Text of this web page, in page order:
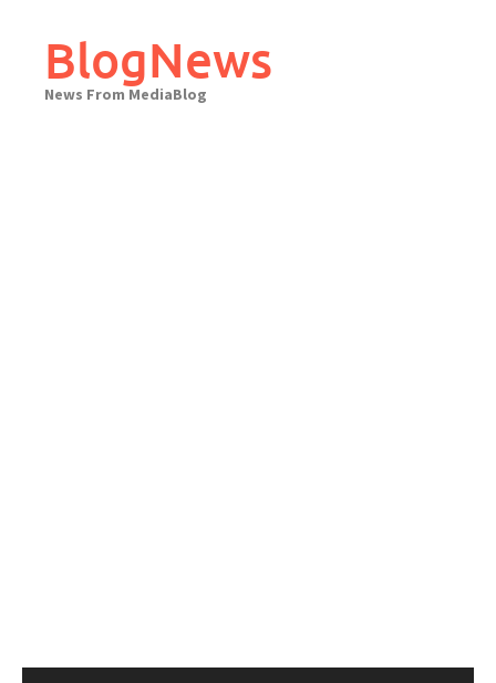
contentBlogNews
News From MediaBlog